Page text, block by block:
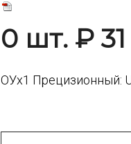
0 шт. ₽ 31
ОУх1 Прецизионный: